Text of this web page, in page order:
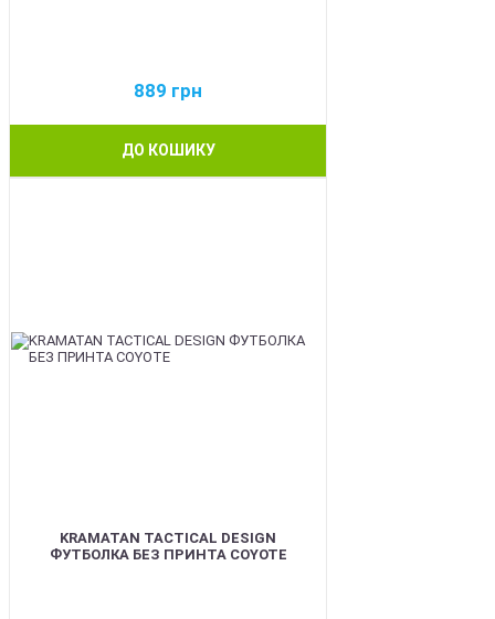
889 грн
ДО КОШИКУ
KRAMATAN TACTICAL DESIGN
ФУТБОЛКА БЕЗ ПРИНТА COYOTE